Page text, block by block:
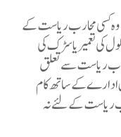
وہ کسی محارب ریاست کے
کی تعمیر یا سڑک کی
ریاست سے تعلق
ادارے کے ساتھ کام
ریاست کے لئے نہ